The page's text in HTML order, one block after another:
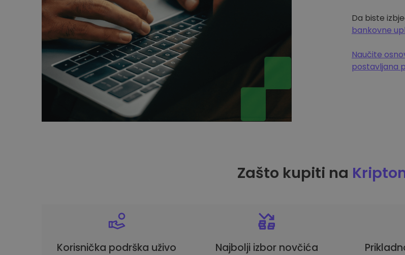
Da biste
bankovne
Naučite
postavljana
Zašto kupiti na
Korisnička podrška uživo Najbolji izbor novčića